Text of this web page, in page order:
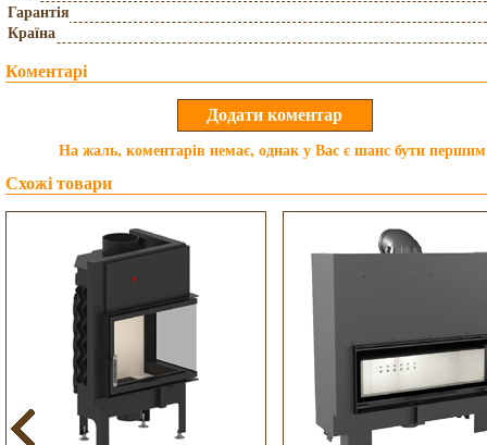
Гарантія
Країна
Коментарі
На жаль, коментарів немає, однак у Вас є шанс бути
Схожі товари